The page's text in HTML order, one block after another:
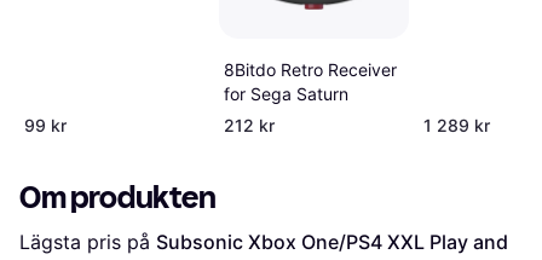
99 kr
8Bitdo Retro Receiver
for Sega Saturn
212 kr
1 289 kr
Om produkten
Lägsta pris på Subsonic Xbox One/PS4 XXL Play and